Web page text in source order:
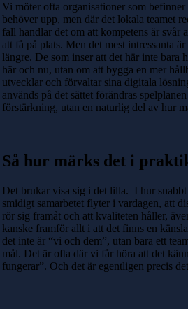
Vi möter ofta organisationer som
behöver upp, men där det lokala teamet
fall handlar det om att kompetens är svår
att få på plats. Men det mest intressanta
längre. De som inser att det här inte bara
här och nu, utan om att bygga en mer
utvecklar och förvaltar sina digitala
används på det sättet förändras
förstärkning, utan en naturlig del av hur
Så hur märks det i
Det brukar visa sig i det lilla. I hur
smidigt samarbetet flyter i vardagen, att
rör sig framåt och att kvaliteten håller,
kanske framför allt i att det finns en
det inte är “vi och dem”, utan bara ett
mål. Det är ofta där vi får höra att det
fungerar”. Och det är egentligen precis